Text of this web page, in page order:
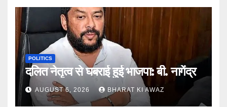
POLITICS
दलित नेतृत्व से घबराई हुई भाजपा: बी. नागेंद्र
AUGUST 6, 2026 BHARAT KI AWAZ